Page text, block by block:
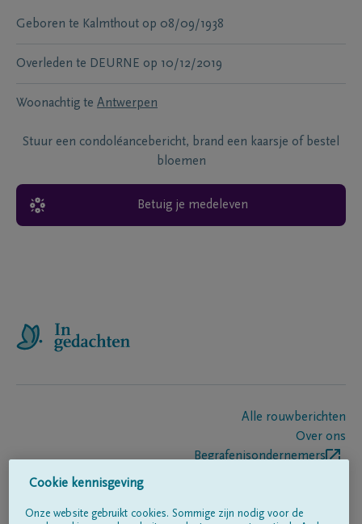
Geboren te Kalmthout op 08/09/1938
Overleden te DEURNE op 10/12/2019
Woonachtig te Antwerpen
Stuur een condoléancebericht, brand een kaarsje of bestel
bloemen
Betuig je medeleven
Alle rouwberichten
Over ons
Begrafenisondernemers
Cookie kennisgeving
Onze website gebruikt cookies. Sommige zijn nodig voor de